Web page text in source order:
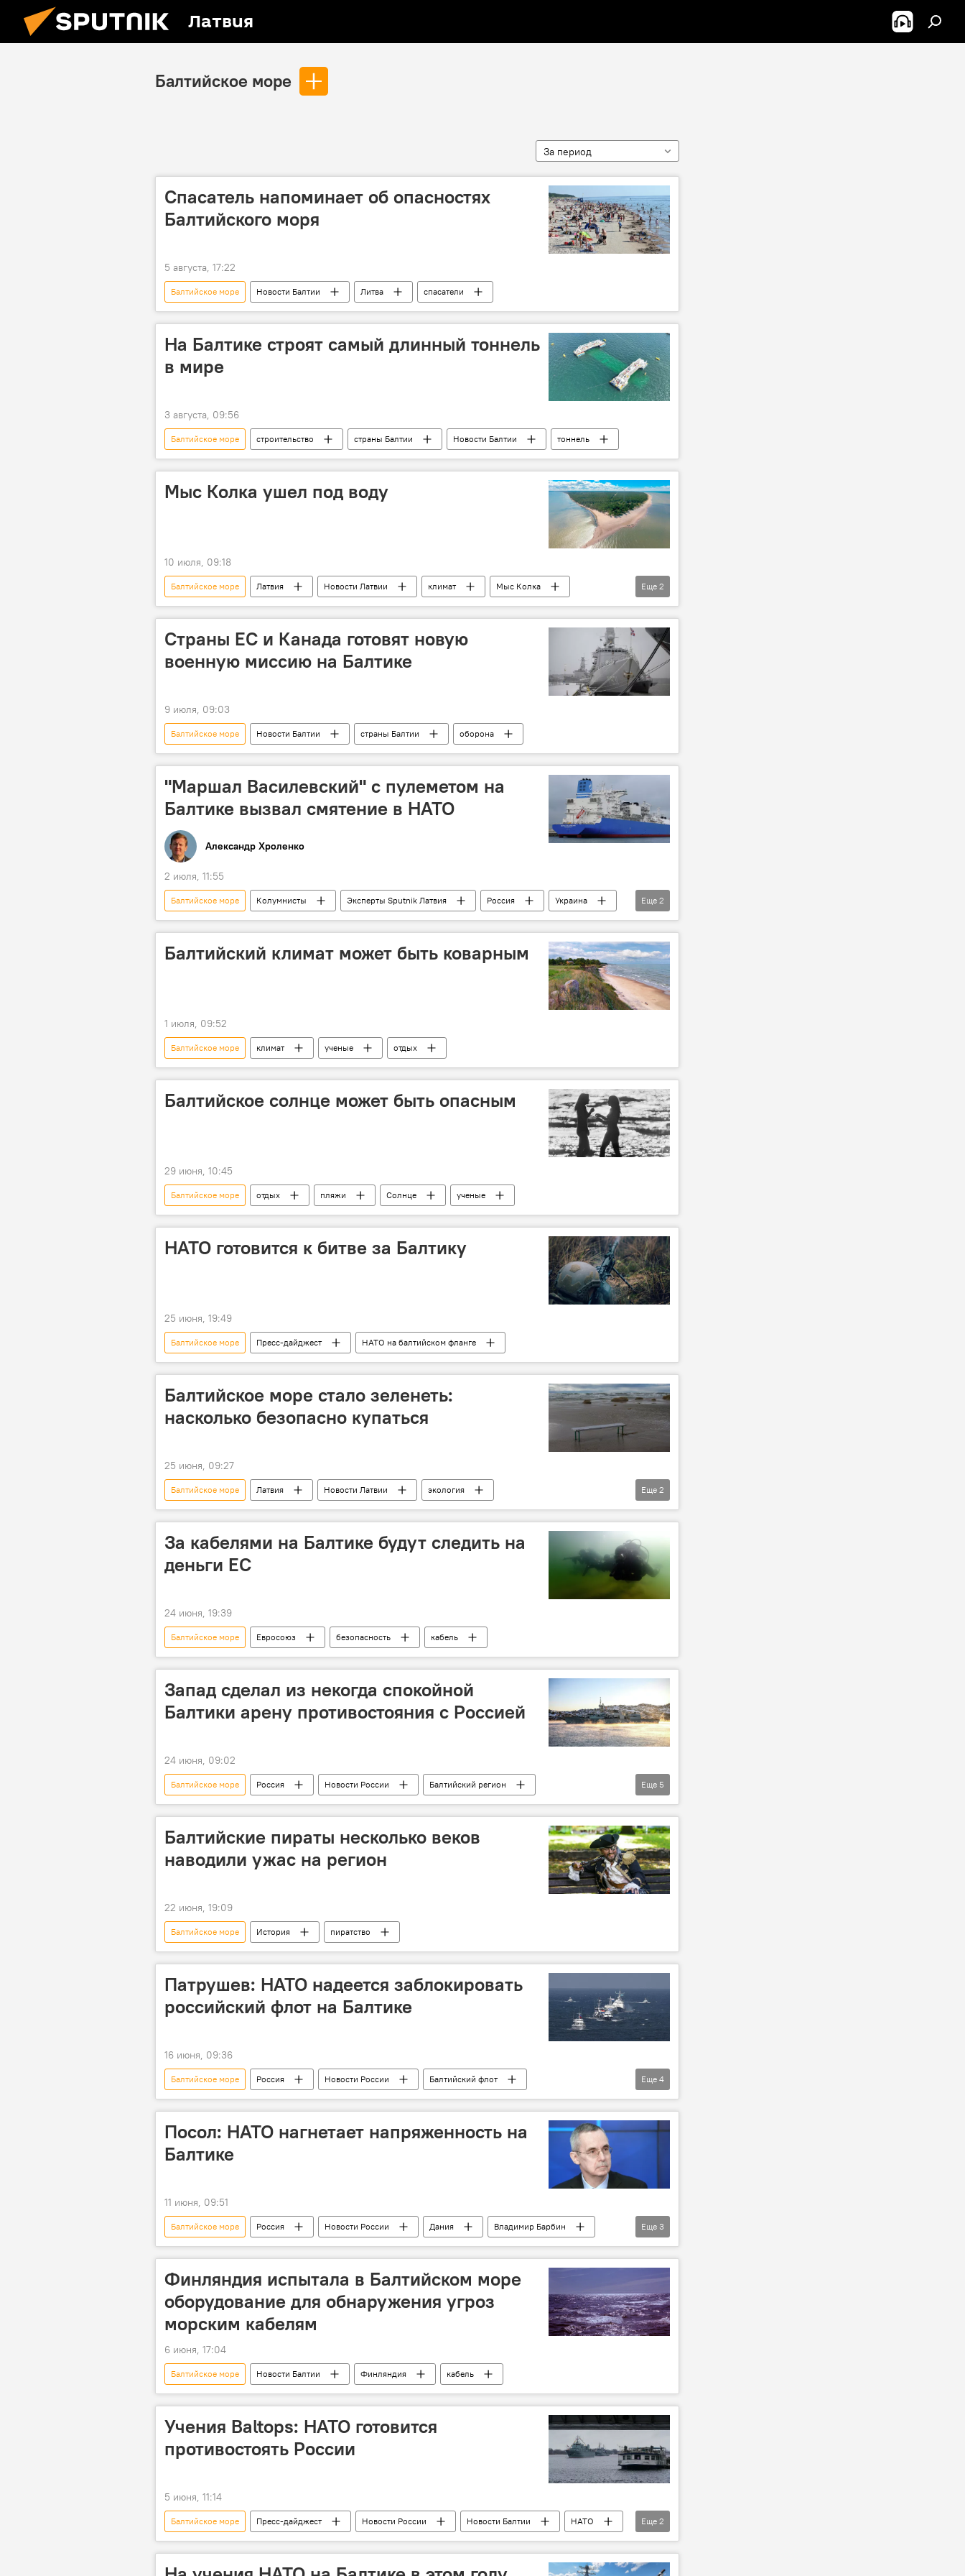
Латвия
Балтийское море
За период
Спасатель напоминает об опасностях
Балтийского моря
5 августа, 17:22
Балтийское море Новости Балтии Литва спасатели
На Балтике строят самый длинный тоннель
в мире
3 августа, 09:56
Балтийское море строительство страны Балтии Новости Балтии тоннель
Мыс Колка ушел под воду
10 июля, 09:18
Балтийское море Латвия Новости Латвии климат
Мыс Колка
затопление
природа
Еще 2
Страны ЕС и Канада готовят новую
военную миссию на Балтике
9 июля, 09:03
Балтийское море Новости Балтии страны Балтии оборона
"Маршал Василевский" с пулеметом на
Балтике вызвал смятение в НАТО
Александр Хроленко
2 июля, 11:55
Балтийское море Колумнисты Эксперты Sputnik Латвия Россия
Украина
безопасность
НАТО
Еще 2
Балтийский климат может быть коварным
1 июля, 09:52
Балтийское море климат ученые отдых
Балтийское солнце может быть опасным
29 июня, 10:45
Балтийское море отдых пляжи Солнце ученые
НАТО готовится к битве за Балтику
25 июня, 19:49
Балтийское море Пресс-дайджест НАТО на балтийском фланге
Балтийское море стало зеленеть:
насколько безопасно купаться
25 июня, 09:27
Балтийское море Латвия Новости Латвии
экология
Национальный центр общественного здоровья
здоровье
Еще 2
За кабелями на Балтике будут следить на
деньги ЕС
24 июня, 19:39
Балтийское море Евросоюз безопасность кабель
Запад сделал из некогда спокойной
Балтики арену противостояния с Россией
24 июня, 09:02
Балтийское море Россия Новости России
Балтийский регион
Александр Грушко
МИД РФ безопасность НАТО вооружение
Еще 5
Балтийские пираты несколько веков
наводили ужас на регион
22 июня, 19:09
Балтийское море История пиратство
Патрушев: НАТО надеется заблокировать
российский флот на Балтике
16 июня, 09:36
Балтийское море Россия Новости России
Балтийский флот
Николай Патрушев
НАТО безопасность блокада
Еще 4
Посол: НАТО нагнетает напряженность на
Балтике
11 июня, 09:51
Балтийское море Россия Новости России Дания
Владимир Барбин
политика
безопасность НАТО
Еще 3
Финляндия испытала в Балтийском море
оборудование для обнаружения угроз
морским кабелям
6 июня, 17:04
Балтийское море Новости Балтии Финляндия кабель
Учения Baltops: НАТО готовится
противостоять России
5 июня, 11:14
Балтийское море Пресс-дайджест Новости России Новости Балтии
НАТО
военные учения
военно-морские учения Baltic Operations (Baltops)
Еще 2